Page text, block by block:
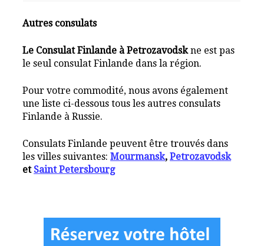
Autres consulats
Le Consulat Finlande à Petrozavodskne est pas
le seul consulat Finlande dans la région.
Pour votre commodité, nous avons également
une liste ci-dessous tous les autres consulats
Finlande à Russie.
Consulats Finlande peuvent être trouvés dans
les villes suivantes:Mourmansk,Petrozavodsk
et Saint Petersbourg